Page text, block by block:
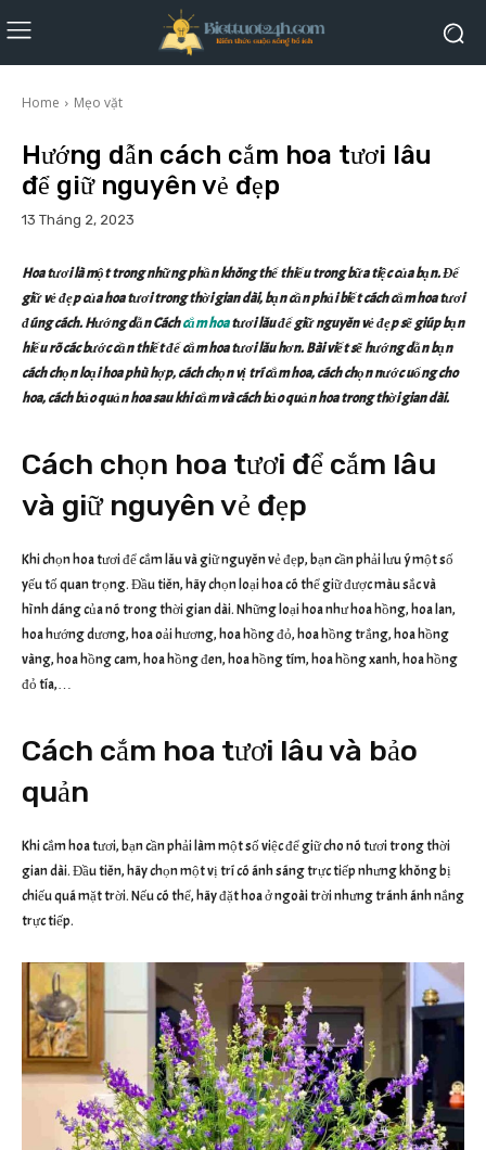
Home Mẹo vặt
Hướng dẫn cách cắm hoa tươi lâu
để giữ nguyên vẻ đẹp
13 Tháng 2, 2023
Hoa tươi là một trong những phần không thể thiếu trong bữa tiệc của bạn. Để
giữ vẻ đẹp của hoa tươi trong thời gian dài, bạn cần phải biết cách cắm hoa tươi
đúng cách. Hướng dẫn Cáchcắm hoatươi lâu để giữ nguyên vẻ đẹp sẽ giúp bạn
hiểu rõ các bước cần thiết để cắm hoa tươi lâu hơn. Bài viết sẽ hướng dẫn bạn
cách chọn loại hoa phù hợp, cách chọn vị trí cắm hoa, cách chọn nước uống cho
hoa, cách bảo quản hoa sau khi cắm và cách bảo quản hoa trong thời gian dài.
Cách chọn hoa tươi để cắm lâu
và giữ nguyên vẻ đẹp
Khi chọn hoa tươi để cắm lâu và giữ nguyên vẻ đẹp, bạn cần phải lưu ý một số
yếu tố quan trọng. Đầu tiên, hãy chọn loại hoa có thể giữ được màu sắc và
hình dáng của nó trong thời gian dài. Những loại hoa như hoa hồng, hoa lan,
hoa hướng dương, hoa oải hương, hoa hồng đỏ, hoa hồng trắng, hoa hồng
vàng, hoa hồng cam, hoa hồng đen, hoa hồng tím, hoa hồng xanh, hoa hồng
đỏ tía,…
Cách cắm hoa tươi lâu và bảo
quản
Khi cắm hoa tươi, bạn cần phải làm một số việc để giữ cho nó tươi trong thời
gian dài. Đầu tiên, hãy chọn một vị trí có ánh sáng trực tiếp nhưng không bị
chiếu quá mặt trời. Nếu có thể, hãy đặt hoa ở ngoài trời nhưng tránh ánh nắng
trực tiếp.